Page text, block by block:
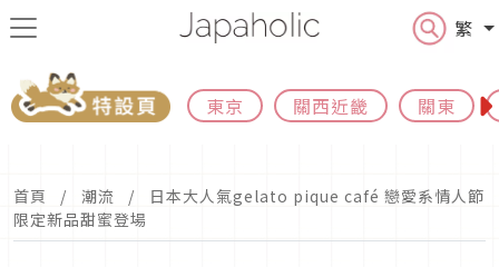
繁
東京 關西近畿 關東
首頁 潮流
日本大人氣gelato pique café 戀愛系情人節
限定新品甜蜜登場